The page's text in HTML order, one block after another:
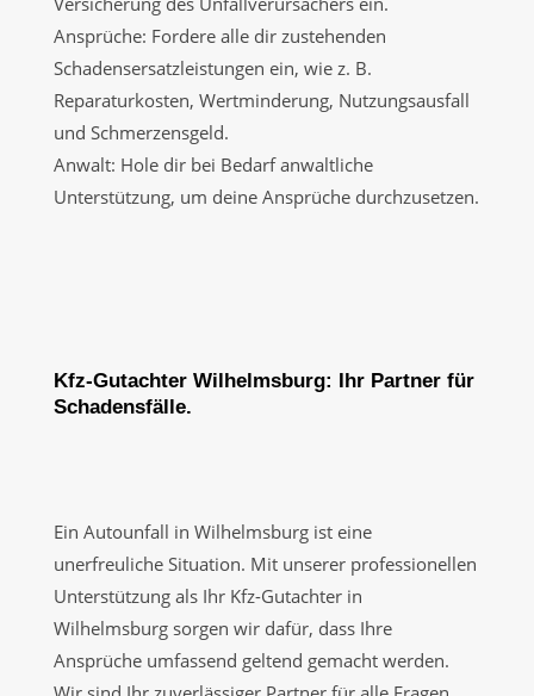
Ansprüche: Fordere alle dir zustehenden
Schadensersatzleistungen ein, wie z. B.
Reparaturkosten, Wertminderung, Nutzungsausfall
und Schmerzensgeld.
Anwalt: Hole dir bei Bedarf anwaltliche
Unterstützung, um deine Ansprüche durchzusetzen.
Kfz-Gutachter Wilhelmsburg: Ihr Partner für
Schadensfälle.
Ein Autounfall in Wilhelmsburg ist eine
unerfreuliche Situation. Mit unserer professionellen
Unterstützung als Ihr Kfz-Gutachter in
Wilhelmsburg sorgen wir dafür, dass Ihre
Ansprüche umfassend geltend gemacht werden.